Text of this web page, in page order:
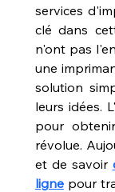
services
clé dans
n'ont pas
une
solution
leurs idées.
pour
révolue.
et de savoir
ligne pour